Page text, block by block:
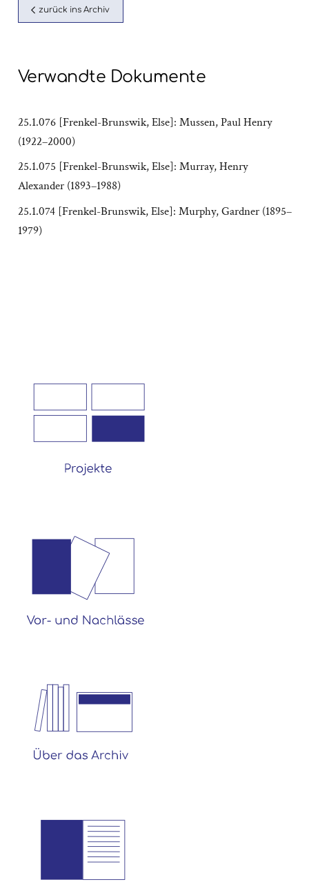
zurück ins Archiv
Verwandte Dokumente
25.1.076 [Frenkel-Brunswik, Else]: Mussen, Paul Henry
(1922–2000)
25.1.075 [Frenkel-Brunswik, Else]: Murray, Henry
Alexander (1893–1988)
25.1.074 [Frenkel-Brunswik, Else]: Murphy, Gardner (1895–
1979)